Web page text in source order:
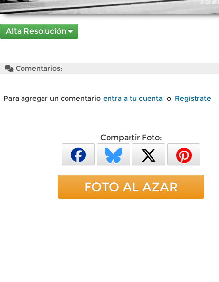
Alta Resolución
Comentarios:
Para agregar un comentario entra a tu cuenta o Regístrate
Compartir Foto:
FOTO AL AZAR